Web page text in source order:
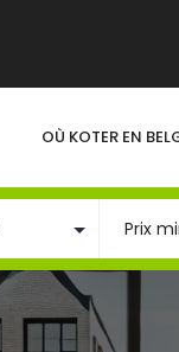
OÙ KOTER EN